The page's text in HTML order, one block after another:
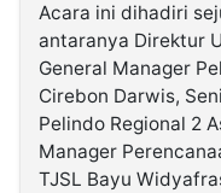
Acara ini dihadiri
antaranya Direktur
General Manager
Cirebon Darwis,
Pelindo Regional 2
Manager
TJSL Bayu